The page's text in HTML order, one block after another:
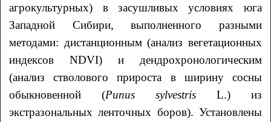
агрокультурных) в засушливых условиях юга
Западной Сибири, выполненного разными
методами: дистанционным (анализ вегетационных
индексов NDVI) и дендрохронологическим
(анализ стволового прироста в ширину сосны
обыкновенной (Punus sylvestris L.) из
экстразональных ленточных боров). Установлены